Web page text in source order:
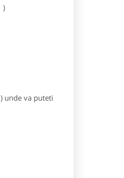
)
) unde va puteti